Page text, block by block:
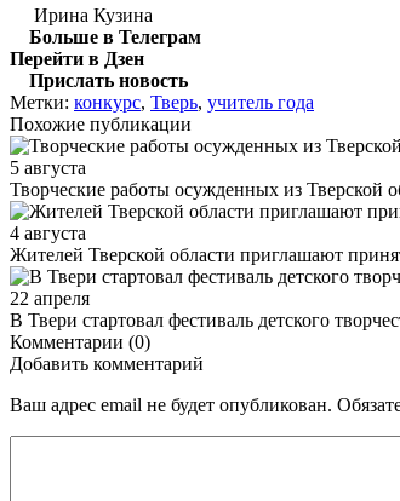
Ирина Кузина
Больше в Телеграм
Перейти в Дзен
Прислать новость
Метки: конкурс, Тверь, учитель года
Похожие публикации
5 августа
Творческие работы осужденных из Тверской
4 августа
Жителей Тверской области приглашают
22 апреля
В Твери стартовал фестиваль детского
Комментарии (0)
Добавить комментарий
Ваш адрес email не будет опубликован.